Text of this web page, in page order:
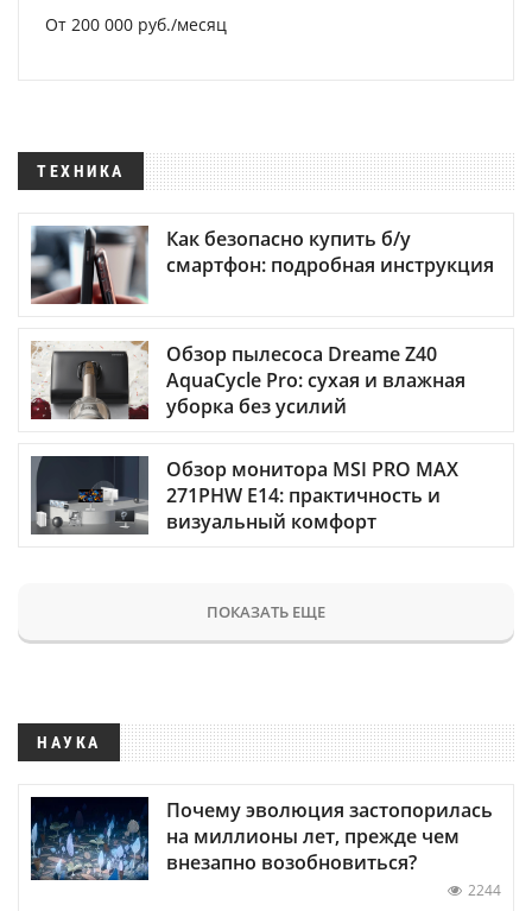
От 200 000 руб./месяц
ТЕХНИКА
Как безопасно купить б/у
смартфон: подробная инструкция
Обзор пылесоса Dreame Z40
AquaCycle Pro: сухая и влажная
уборка без усилий
Обзор монитора MSI PRO MAX
271PHW E14: практичность и
визуальный комфорт
ПОКАЗАТЬ ЕЩЕ
НАУКА
Почему эволюция застопорилась
на миллионы лет, прежде чем
внезапно возобновиться?
2244